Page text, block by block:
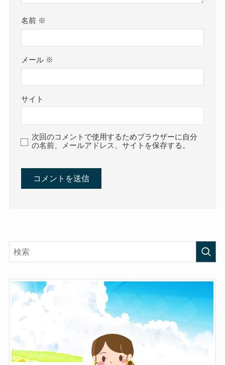
名前 ※
メール ※
サイト
次回のコメントで使用するためブラウザーに自分
の名前、メールアドレス、サイトを保存する。